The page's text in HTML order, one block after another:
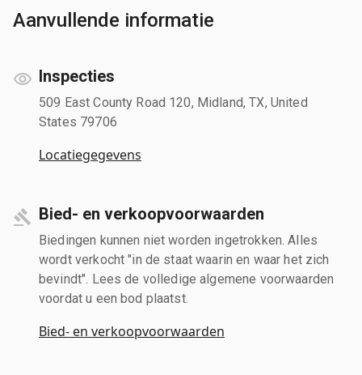
Aanvullende informatie
Inspecties
509 East County Road 120, Midland, TX, United
States 79706
Locatiegegevens
Bied- en verkoopvoorwaarden
Biedingen kunnen niet worden ingetrokken. Alles
wordt verkocht "in de staat waarin en waar het zich
bevindt". Lees de volledige algemene voorwaarden
voordat u een bod plaatst.
Bied- en verkoopvoorwaarden